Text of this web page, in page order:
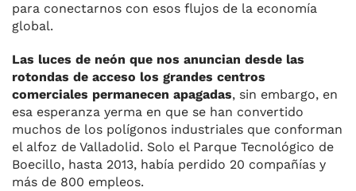
para conectarnos con esos flujos de la economía
global.
Las luces de neón que nos anuncian desde las
rotondas de acceso los grandes centros
comerciales permanecen apagadas, sin embargo, en
esa esperanza yerma en que se han convertido
muchos de los polígonos industriales que conforman
el alfoz de Valladolid. Solo el Parque Tecnológico de
Boecillo, hasta 2013, había perdido 20 compañías y
más de 800 empleos.